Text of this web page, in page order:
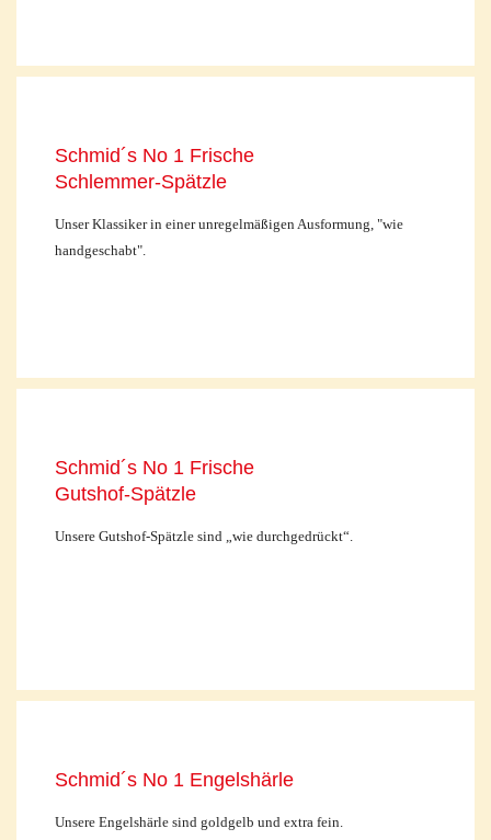
Schmid´s No 1 Frische
Schlemmer-Spätzle
Unser Klassiker in einer unregelmäßigen Ausformung, "wie
handgeschabt".
Schmid´s No 1 Frische
Gutshof-Spätzle
Unsere Gutshof-Spätzle sind „wie durchgedrückt“.
Schmid´s No 1 Engelshärle
Unsere Engelshärle sind goldgelb und extra fein.